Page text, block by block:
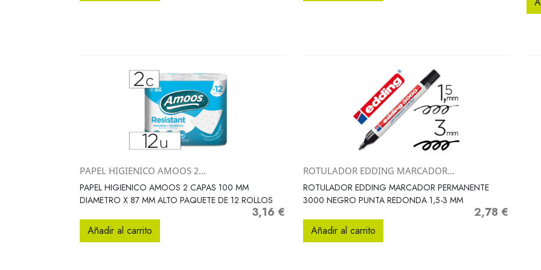
Vista rápida
PAPEL HIGIENICO AMOOS 2...
PAPEL HIGIENICO AMOOS 2 CAPAS 100 MM
DIAMETRO X 87 MM ALTO PAQUETE DE 12 ROLLOS
Precio
3,16 €
Añadir al carrito
 Vista rápida
ROTULADOR EDDING MARCADOR...
ROTULADOR EDDING MARCADOR PERMANENTE
3000 NEGRO PUNTA REDONDA 1,5-3 MM
Precio
2,78 €
Añadir al carrito